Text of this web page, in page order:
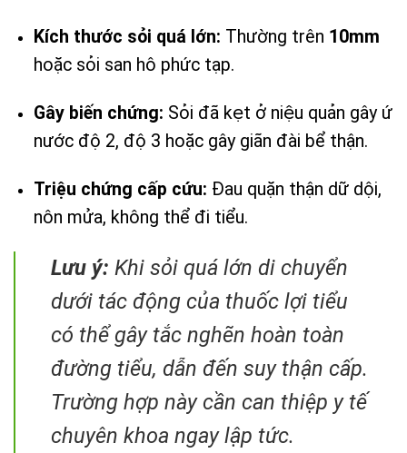
Kích thước sỏi quá lớn: Thường trên 10mm
hoặc sỏi san hô phức tạp.
Gây biến chứng: Sỏi đã kẹt ở niệu quản gây ứ
nước độ 2, độ 3 hoặc gây giãn đài bể thận.
Triệu chứng cấp cứu: Đau quặn thận dữ dội,
nôn mửa, không thể đi tiểu.
Lưu ý: Khi sỏi quá lớn di chuyển
dưới tác động của thuốc lợi tiểu
có thể gây tắc nghẽn hoàn toàn
đường tiểu, dẫn đến suy thận cấp.
Trường hợp này cần can thiệp y tế
chuyên khoa ngay lập tức.